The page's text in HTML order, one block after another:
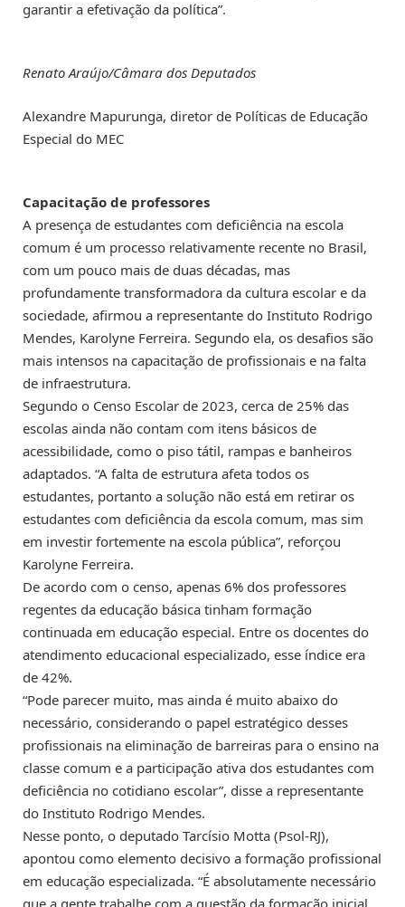
garantir a efetivação da política”.
Renato Araújo/Câmara dos Deputados
Alexandre Mapurunga, diretor de Políticas de Educação
Especial do MEC
Capacitação de professores
A presença de estudantes com deficiência na escola
comum é um processo relativamente recente no Brasil,
com um pouco mais de duas décadas, mas
profundamente transformadora da cultura escolar e da
sociedade, afirmou a representante do Instituto Rodrigo
Mendes, Karolyne Ferreira. Segundo ela, os desafios são
mais intensos na capacitação de profissionais e na falta
de infraestrutura.
Segundo o Censo Escolar de 2023, cerca de 25% das
escolas ainda não contam com itens básicos de
acessibilidade, como o piso tátil, rampas e banheiros
adaptados. “A falta de estrutura afeta todos os
estudantes, portanto a solução não está em retirar os
estudantes com deficiência da escola comum, mas sim
em investir fortemente na escola pública”, reforçou
Karolyne Ferreira.
De acordo com o censo, apenas 6% dos professores
regentes da educação básica tinham formação
continuada em educação especial. Entre os docentes do
atendimento educacional especializado, esse índice era
de 42%.
“Pode parecer muito, mas ainda é muito abaixo do
necessário, considerando o papel estratégico desses
profissionais na eliminação de barreiras para o ensino na
classe comum e a participação ativa dos estudantes com
deficiência no cotidiano escolar”, disse a representante
do Instituto Rodrigo Mendes.
Nesse ponto, o deputado Tarcísio Motta (Psol-RJ),
apontou como elemento decisivo a formação profissional
em educação especializada. “É absolutamente necessário